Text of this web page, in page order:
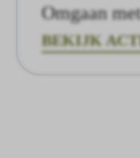
Omgaan
BEKIJK